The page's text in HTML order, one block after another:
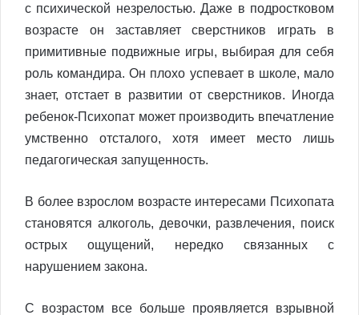
с психической незрелостью. Даже в подростковом
возрасте он заставляет сверстников играть в
примитивные подвижные игры, выбирая для себя
роль командира. Он плохо успевает в школе, мало
знает, отстает в развитии от сверстников. Иногда
ребенок-Психопат может производить впечатление
умственно отсталого, хотя имеет место лишь
педагогическая запущенность.
В более взрослом возрасте интересами Психопата
становятся алкоголь, девочки, развлечения, поиск
острых ощущений, нередко связанных с
нарушением закона.
С возрастом все больше проявляется взрывной